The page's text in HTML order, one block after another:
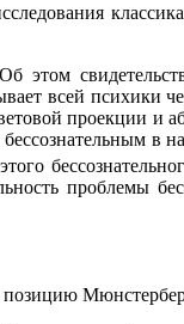
всей психики
проекции
в
проблемы
позицию